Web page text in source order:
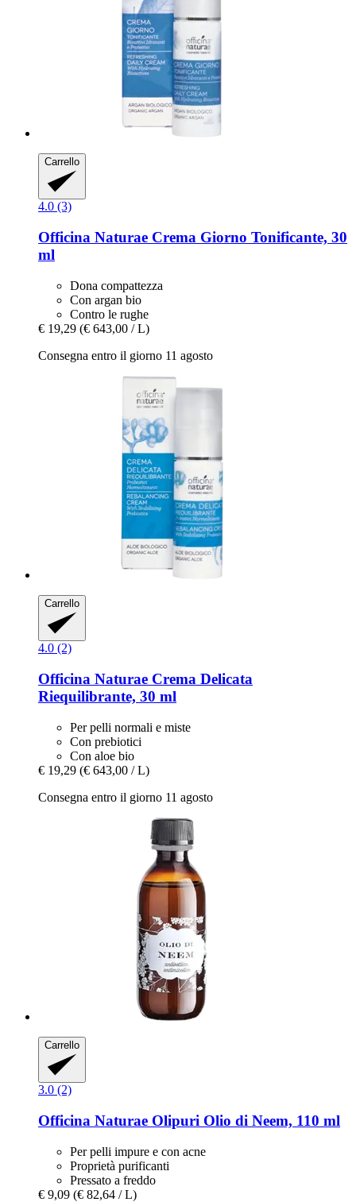
Carrello
4.0 (3)
Officina Naturae Crema Giorno Tonificante, 30
ml
Dona compattezza
Con argan bio
Contro le rughe
€ 19,29 (€ 643,00 / L)
Consegna entro il giorno 11 agosto
Carrello
4.0 (2)
Officina Naturae Crema Delicata
Riequilibrante, 30 ml
Per pelli normali e miste
Con prebiotici
Con aloe bio
€ 19,29 (€ 643,00 / L)
Consegna entro il giorno 11 agosto
Carrello
3.0 (2)
Officina Naturae Olipuri Olio di Neem, 110 ml
Per pelli impure e con acne
Proprietà purificanti
Pressato a freddo
€ 9,09 (€ 82,64 / L)